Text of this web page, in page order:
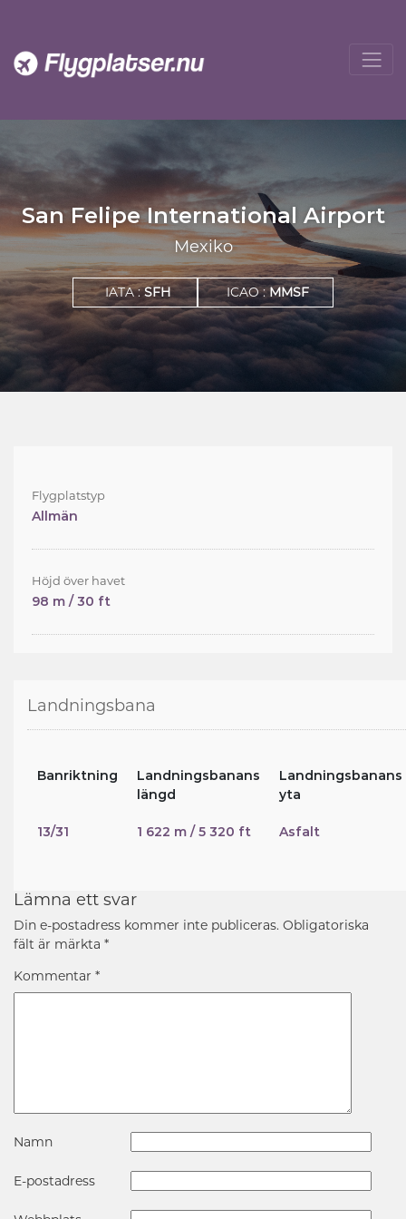
San Felipe International Airport
Mexiko
IATA :SFH ICAO :MMSF
Flygplatstyp
Allmän
Höjd över havet
98 m / 30 ft
Landningsbana
Banriktning
Landningsbanans
längd
Landningsbanans
yta
13/31 1 622 m / 5 320 ft Asfalt
Lämna ett svar
Din e-postadress kommer inte publiceras. Obligatoriska
fält är märkta *
Kommentar *
Namn
E-postadress